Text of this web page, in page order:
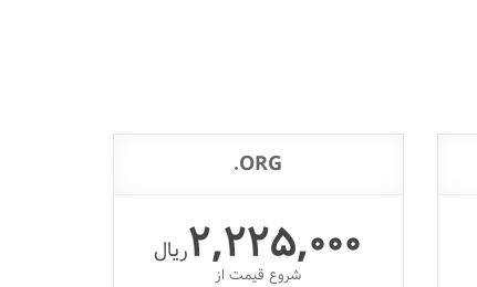
ORG.
2,225,000ریال
شروع قیمت از